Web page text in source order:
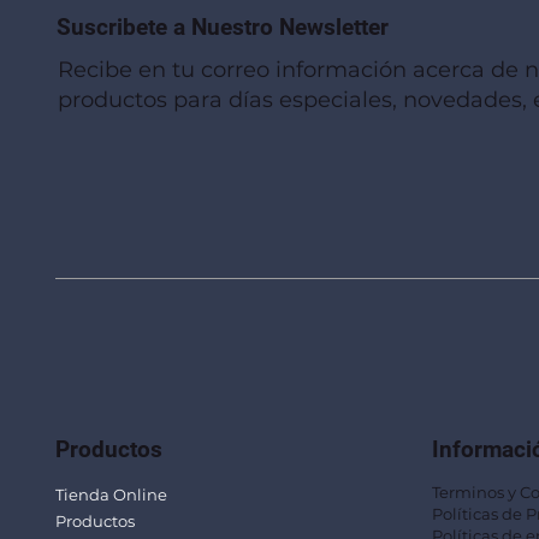
Suscribete a Nuestro Newsletter
Recibe en tu correo información acerca de
productos para días especiales, novedades,
Productos
Tienda Online
Productos
Terminos y
Políticas de